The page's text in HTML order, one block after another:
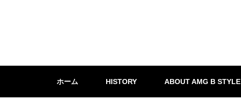
ホーム HISTORY ABOUT AMG B STYLE